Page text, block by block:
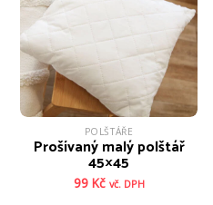
POLŠTÁŘE
Prošívaný malý polštář
45×45
99 Kč vč. DPH